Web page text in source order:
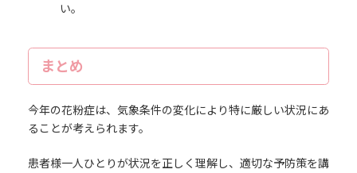
い。
まとめ
今年の花粉症は、気象条件の変化により特に厳しい状況にあ
ることが考えられます。
患者様一人ひとりが状況を正しく理解し、適切な予防策を講